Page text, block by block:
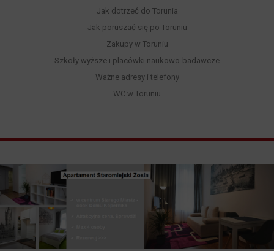
Jak dotrzeć do Torunia
Jak poruszać się po Toruniu
Zakupy w Toruniu
Szkoły wyższe i placówki naukowo-badawcze
Ważne adresy i telefony
WC w Toruniu